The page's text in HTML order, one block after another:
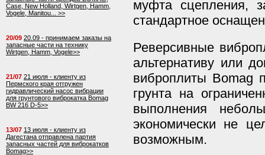
муфта сцепления,
стандартное
Реверсивные
альтернативу или
виброплиты Bomag
грунта на
выполнения
экономически не
возможным.
Case, New Holland, Wirtgen, Hamm,
Vogele, Manitou... >>
20/09 20.09 - принимаем заказы на
запасные части на технику
Wirtgen, Hamm, Vogele>>
21/07 21 июля - клиенту из
Пермского края отгружен
гидравлический насос вибрации
для грунтового виброкатка Bomag
BW 216 D-5>>
13/07 13 июля - клиенту из
Дагестана отправлена партия
запасных частей для виброкатков
Bomag>>